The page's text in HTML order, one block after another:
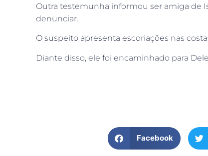
Outra testemunha informou ser amiga de
denunciar.
O suspeito apresenta escoriações nas
Diante disso, ele foi encaminhado para
Facebook